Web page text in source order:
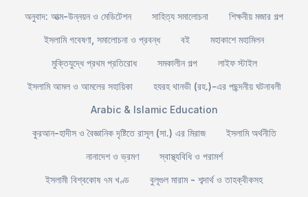
অনুবাদ: আত্ম-উন্নয়ন ও মেডিটেশন
সাহিত্য সমালোচনা
শিক্ষনীয় মজার গল্প
ইসলামি গবেষণা, সমালোচনা ও প্রবন্ধ
বই
মহাকাশে মহামিলন
মুক্তিযুদ্ধে প্রথম প্রতিরোধ
সমকালীন গল্প
লাইফ স্টাইল
ইসলামি আমল ও আমলের সহায়িকা
হযরহ থানভী (রহ.)-এর পছন্দনীয় ঘটনাবলী
Arabic & Islamic Education
কুরআন-হাদীস ও বৈজ্ঞানিক দৃষ্টিতে রাসূল (সা.) এর মিরাজ
ইসলামি অর্থনীতি
নানাদেশ ও ভ্রমণ
স্বাস্থ্যবিধি ও পরামর্শ
ইসলামী বিশ্বকোষ ৭ম খণ্ড
বুলূগুল মারাম - শব্দার্থ ও তাহক্বীকসহ